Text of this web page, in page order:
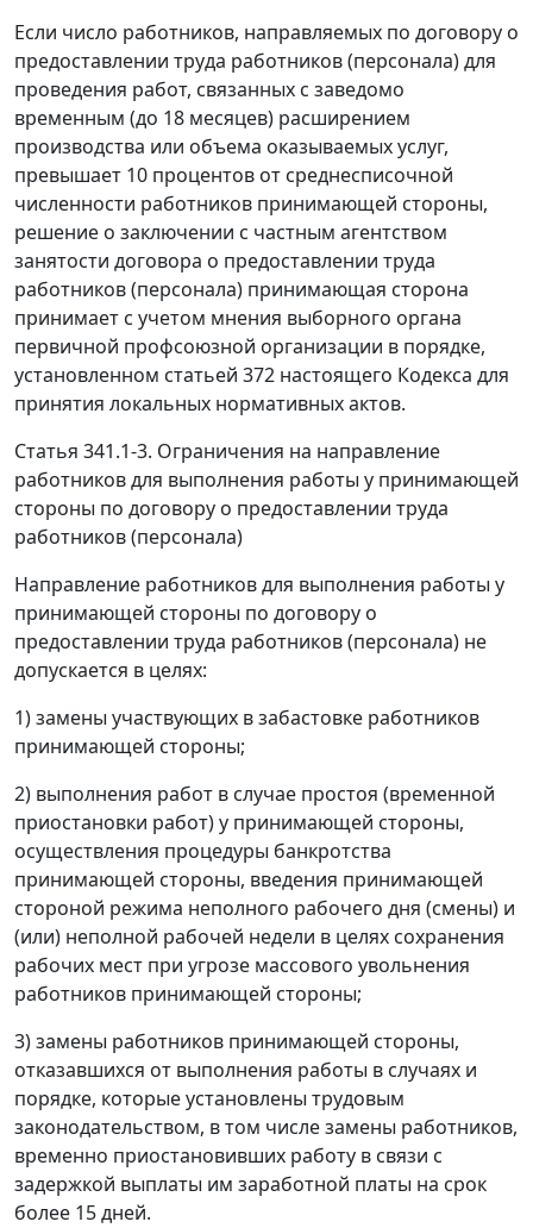
Если число работников, направляемых по договору о
предоставлении труда работников (персонала) для
проведения работ, связанных с заведомо
временным (до 18 месяцев) расширением
производства или объема оказываемых услуг,
превышает 10 процентов от среднесписочной
численности работников принимающей стороны,
решение о заключении с частным агентством
занятости договора о предоставлении труда
работников (персонала) принимающая сторона
принимает с учетом мнения выборного органа
первичной профсоюзной организации в порядке,
установленном статьей 372 настоящего Кодекса для
принятия локальных нормативных актов.
Статья 341.1-3. Ограничения на направление
работников для выполнения работы у принимающей
стороны по договору о предоставлении труда
работников (персонала)
Направление работников для выполнения работы у
принимающей стороны по договору о
предоставлении труда работников (персонала) не
допускается в целях:
1) замены участвующих в забастовке работников
принимающей стороны;
2) выполнения работ в случае простоя (временной
приостановки работ) у принимающей стороны,
осуществления процедуры банкротства
принимающей стороны, введения принимающей
стороной режима неполного рабочего дня (смены) и
(или) неполной рабочей недели в целях сохранения
рабочих мест при угрозе массового увольнения
работников принимающей стороны;
3) замены работников принимающей стороны,
отказавшихся от выполнения работы в случаях и
порядке, которые установлены трудовым
законодательством, в том числе замены работников,
временно приостановивших работу в связи с
задержкой выплаты им заработной платы на срок
более 15 дней.